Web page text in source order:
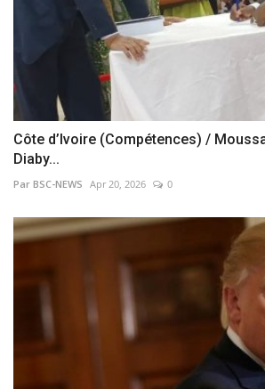
Côte d’Ivoire (Compétences) /
Diaby...
Par BSC-NEWS Apr 20, 2026 0